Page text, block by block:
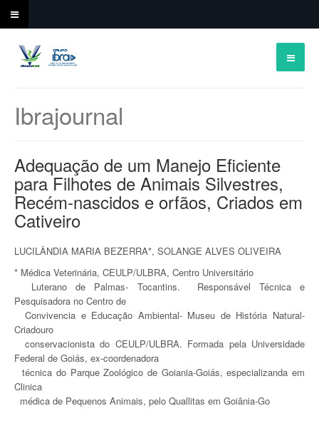
Ibrajournal
Adequação de um Manejo Eficiente
para Filhotes de Animais Silvestres,
Recém-nascidos e orfãos, Criados em
Cativeiro
LUCILÂNDIA MARIA BEZERRA*, SOLANGE ALVES OLIVEIRA
* Médica Veterinária, CEULP/ULBRA, Centro Universitário
Luterano de Palmas- Tocantins. Responsável Técnica e
Pesquisadora no Centro de
Convivencia e Educação Ambiental- Museu de História Natural-
Criadouro
conservacionista do CEULP/ULBRA. Formada pela Universidade
Federal de Goiás, ex-coordenadora
técnica do Parque Zoológico de Goiania-Goiás, especializanda em
Clinica
médica de Pequenos Animais, pelo Quallitas em Goiânia-Go